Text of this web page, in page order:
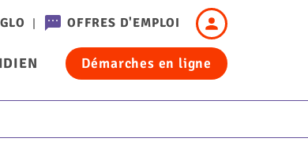
OFFRES D'EMPLOI
Header
-
Connexion
Démarches en ligne